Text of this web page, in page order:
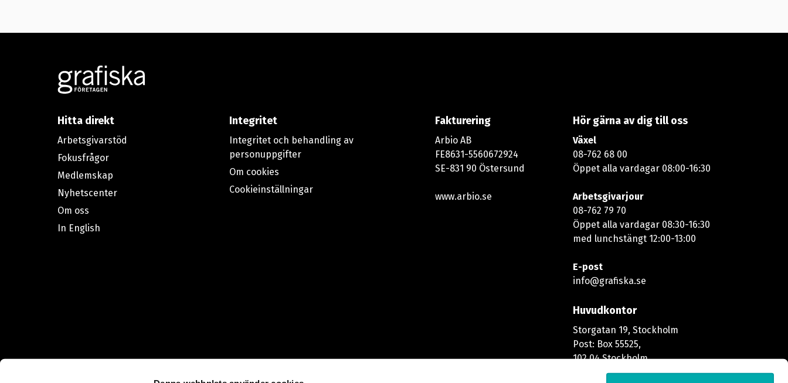
Hitta direkt
Arbetsgivarstöd
Fokusfrågor
Medlemskap
Nyhetscenter
Om oss
In English
Integritet
Integritet och behandling av
personuppgifter
Om cookies
Cookieinställningar
Fakturering
Arbio AB
FE8631-5560672924
SE-831 90 Östersund
www.arbio.se
Hör gärna av dig till oss
Växel
08-762 68 00
Öppet alla vardagar 08:00-16:30​​
Arbetsgivarjour
08-762 79 70
Öppet alla vardagar 08:30-16:30
med lunchstängt 12:00-13:00​
E-post
info@grafiska.se
Huvudkontor
Storgatan 19, Stockholm
Post: Box 55525,
102 04 Stockholm